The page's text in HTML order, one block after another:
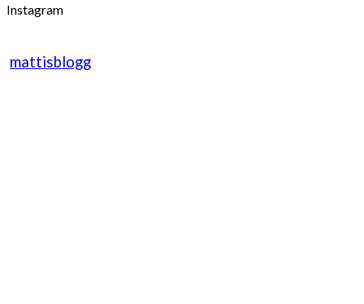
Instagram
mattisblogg